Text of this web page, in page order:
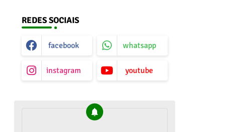
REDES SOCIAIS
facebook whatsapp
instagram youtube